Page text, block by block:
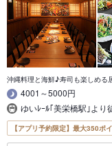
沖縄料理と海鮮♪寿司も楽しめる
4001～5000円
ゆいﾚｰﾙ｢美栄橋駅｣よ
【アプリ予約限定】最大350ポ